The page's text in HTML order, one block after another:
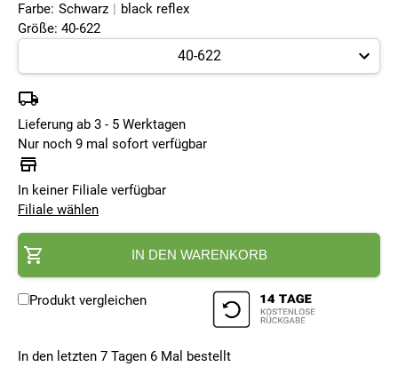
Farbe: Schwarz | black reflex
Größe: 40-622
Lieferung ab 3 - 5 Werktagen
Nur noch 9 mal sofort verfügbar
In keiner Filiale verfügbar
Filiale wählen
IN DEN WARENKORB
Produkt vergleichen
In den letzten 7 Tagen 6 Mal bestellt